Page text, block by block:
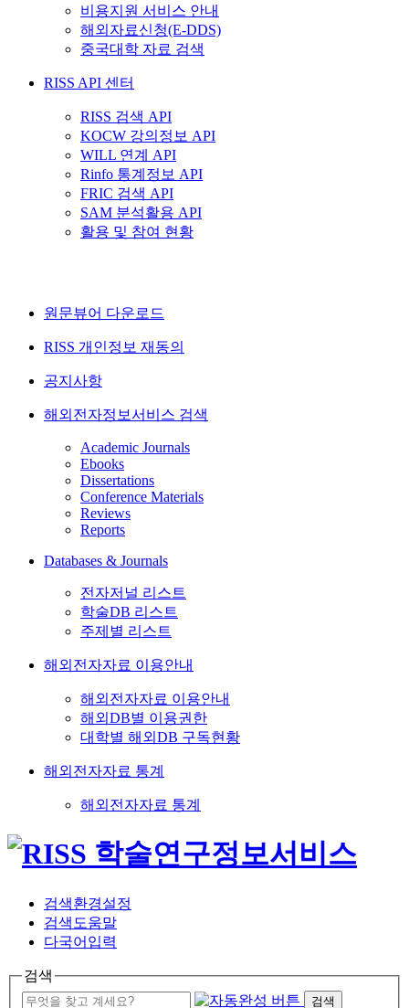
비용지원 서비스 안내
해외자료신청(E-DDS)
중국대학 자료 검색
RISS API 센터
RISS 검색 API
KOCW 강의정보 API
WILL 연계 API
Rinfo 통계정보 API
FRIC 검색 API
SAM 분석활용 API
활용 및 참여 현황
원문뷰어 다운로드
RISS 개인정보 재동의
공지사항
해외전자정보서비스 검색
Academic Journals
Ebooks
Dissertations
Conference Materials
Reviews
Reports
Databases & Journals
전자저널 리스트
학술DB 리스트
주제별 리스트
해외전자자료 이용안내
해외전자자료 이용안내
해외DB별 이용권한
대학별 해외DB 구독현황
해외전자자료 통계
해외전자자료 통계
검색환경설정
검색도움말
다국어입력
검색
검색